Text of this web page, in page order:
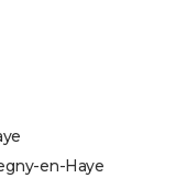
en-Haye